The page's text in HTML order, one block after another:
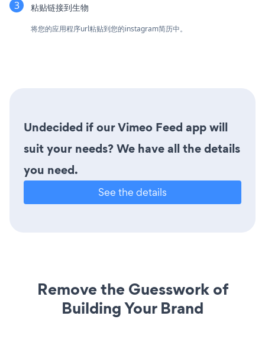
粘贴链接到生物
将您的应用程序url粘贴到您的instagram简历中。
Undecided if our Vimeo Feed app will
suit your needs? We have all the details
you need.
See the details
Remove the Guesswork of
Building Your Brand